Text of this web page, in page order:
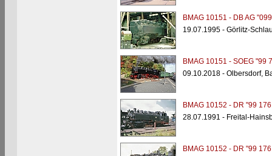
BMAG 10151 - DB AG
19.07.1995 - Görlitz-
BMAG 10151 - SOEG "99
09.10.2018 - Olbersdorf,
BMAG 10152 - DR "99
28.07.1991 - Freital-
BMAG 10152 - DR "99